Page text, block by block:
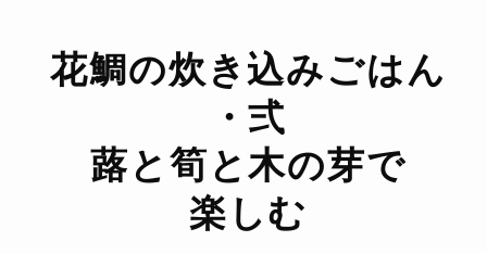
花鯛の炊き込みごはん
・弍
蕗と筍と木の芽で
楽しむ